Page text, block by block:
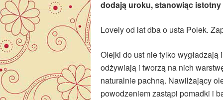
dodają uroku, stanowiąc
Lovely od lat dba o usta Polek.
Olejki do ust nie tylko
odżywiają i tworzą na nich
naturalnie pachną. Nawilżający
powodzeniem zastąpi pomadki i